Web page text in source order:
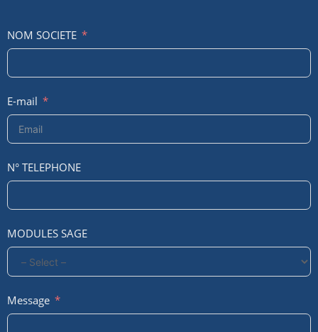
NOM SOCIETE
E-mail
N° TELEPHONE
MODULES SAGE
Message